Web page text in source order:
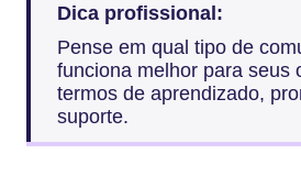
Dica profissional:
Pense em qual tipo de
funciona melhor para seus
termos de aprendizado,
suporte.